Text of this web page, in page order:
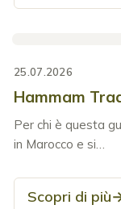
25.07.2026
Hammam
Per chi è questa
in Marocco e si…
Scopri di più